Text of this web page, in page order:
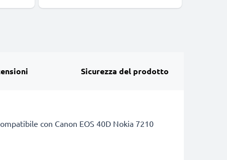
Sicurezza del prodotto
con Canon EOS 40D Nokia 7210